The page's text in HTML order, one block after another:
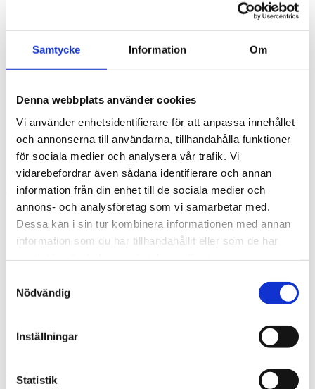
Samtycke Information Om
Denna webbplats använder cookies
Vi använder enhetsidentifierare för att anpassa innehållet
och annonserna till användarna, tillhandahålla funktioner
för sociala medier och analysera vår trafik. Vi
vidarebefordrar även sådana identifierare och annan
information från din enhet till de sociala medier och
annons- och analysföretag som vi samarbetar med.
Dessa kan i sin tur kombinera informationen med annan
information som du har tillhandahållit eller som de har
Nödvändig
Inställningar
Statistik
What are you looking for?
Search